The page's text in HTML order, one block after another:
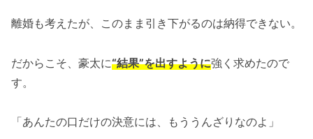
離婚も考えたが、このまま引き下がるのは納得できない。
だからこそ、豪太に“結果”を出すように強く求めたので
す。
「あんたの口だけの決意には、もううんざりなのよ」